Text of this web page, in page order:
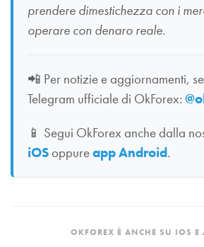
prendere dimestichezza con i
operare con denaro reale.
📲 Per notizie e aggiornamenti,
Telegram ufficiale di OkForex:
📱 Segui OkForex anche dalla
iOSoppureapp Android.
OKFOREX È ANCHE SU IOS E